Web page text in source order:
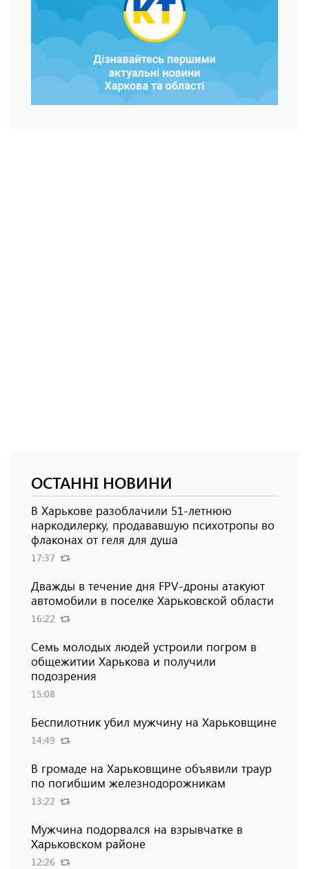
ОСТАННІ НОВИНИ
В Харькове разоблачили 51-летнюю
наркодилерку, продававшую психотропы во
флаконах от геля для душа
17:37
Дважды в течение дня FPV-дроны атакуют
автомобили в поселке Харьковской области
16:22
Семь молодых людей устроили погром в
общежитии Харькова и получили
подозрения
15:08
Беспилотник убил мужчину на Харьковщине
14:49
В громаде на Харьковщине объявили траур
по погибшим железнодорожникам
13:22
Мужчина подорвался на взрывчатке в
Харьковском районе
12:26